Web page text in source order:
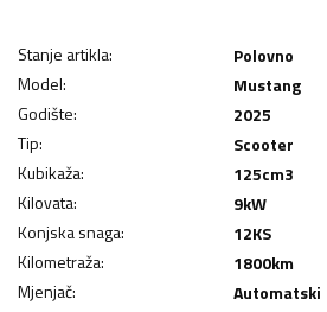
Stanje artikla:
Polovno
Model:
Mustang
Godište:
2025
Tip:
Scooter
Kubikaža: 125cm3
Kilovata: 9kW
Konjska snaga: 12KS
Kilometraža: 1800km
Mjenjač:
Automatski